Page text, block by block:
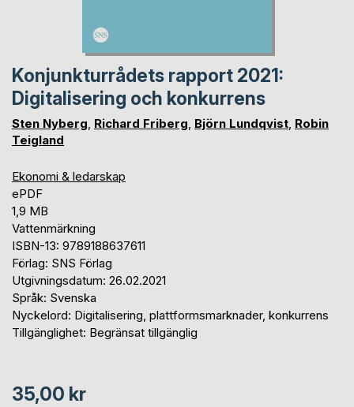
Konjunkturrådets rapport 2021:
Digitalisering och konkurrens
Sten Nyberg Richard Friberg Björn Lundqvist Robin
Teigland
Ekonomi & ledarskap
ePDF
1,9 MB
Vattenmärkning
ISBN-13: 9789188637611
Förlag: SNS Förlag
Utgivningsdatum: 26.02.2021
Språk: Svenska
Nyckelord: Digitalisering, plattformsmarknader, konkurrens
Tillgänglighet: Begränsat tillgänglig
35,00 kr